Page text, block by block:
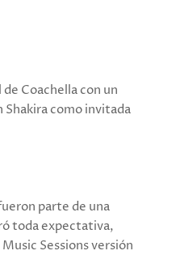
Coachella con un
como invitada
parte de una
toda expectativa,
Sessions versión